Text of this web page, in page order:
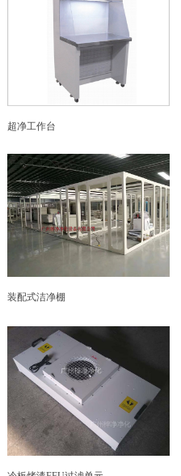
超净工作台
装配式洁净棚